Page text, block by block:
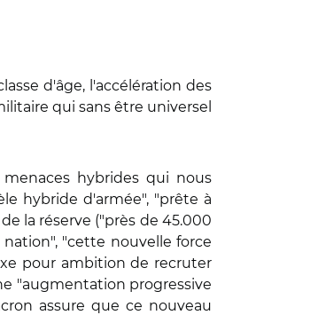
d'âge, l'accélération des
qui sans être universel
hybrides qui nous
hybride d'armée", "prête à
la réserve ("près de 45.000
"cette nouvelle force
pour ambition de recruter
"augmentation progressive
assure que ce nouveau